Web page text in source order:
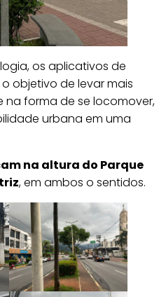
os aplicativos de
objetivo de levar mais
forma de se locomover,
urbana em uma
na altura do Parque
, em ambos o sentidos.